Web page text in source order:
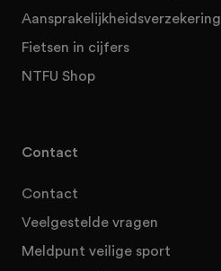
Aansprakelijkheidsverzekering
Fietsen in cijfers
NTFU Shop
Contact
Contact
Veelgestelde vragen
Meldpunt veilige sport